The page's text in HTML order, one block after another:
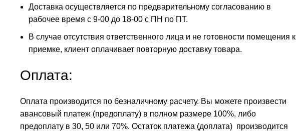
Доставка осуществляется по предварительному согласованию в
рабочее время с 9-00 до 18-00 с ПН по ПТ.
В случае отсутствия ответственного лица и не готовности помещения к
приемке, клиент оплачивает повторную доставку товара.
Оплата:
Оплата производится по безналичному расчету. Вы можете произвести
авансовый платеж (предоплату) в полном размере 100%, либо
предоплату в 30, 50 или 70%. Остаток платежа (доплата) производится